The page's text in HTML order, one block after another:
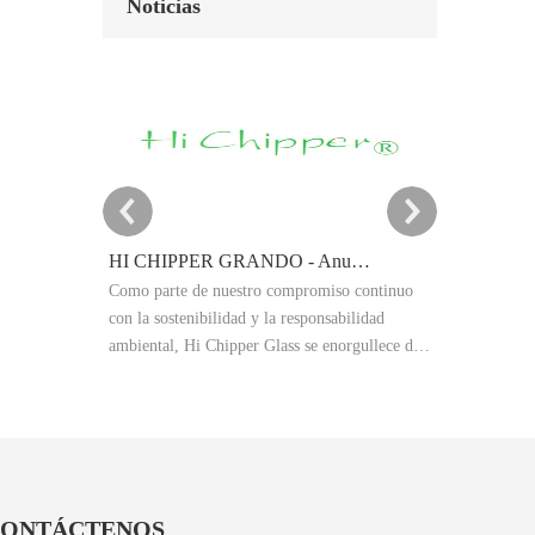
Noticias
HI CHIPPER GRANDO - Anuncio del objetivo de reducción de carbono 2025
Como parte de nuestro compromiso continuo
con la sostenibilidad y la responsabilidad
ambiental, Hi Chipper Glass se enorgullece de